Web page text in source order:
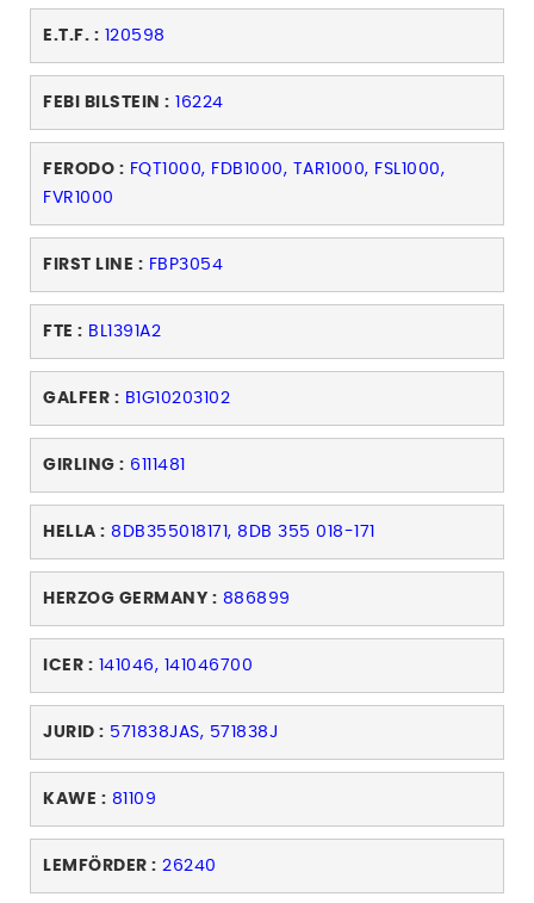
E.T.F. : 120598
FEBI BILSTEIN : 16224
FERODO : FQT1000, FDB1000, TAR1000, FSL1000,
FVR1000
FIRST LINE : FBP3054
FTE : BL1391A2
GALFER : B1G10203102
GIRLING : 6111481
HELLA : 8DB355018171, 8DB 355 018-171
HERZOG GERMANY : 886899
ICER : 141046, 141046700
JURID : 571838JAS, 571838J
KAWE : 81109
LEMFÖRDER : 26240